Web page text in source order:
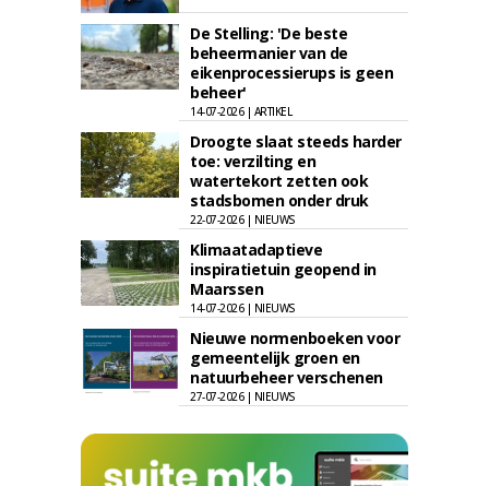
De Stelling: 'De beste
beheermanier van de
eikenprocessierups is geen
beheer'
14-07-2026 | ARTIKEL
Droogte slaat steeds harder
toe: verzilting en
watertekort zetten ook
stadsbomen onder druk
22-07-2026 | NIEUWS
Klimaatadaptieve
inspiratietuin geopend in
Maarssen
14-07-2026 | NIEUWS
Nieuwe normenboeken voor
gemeentelijk groen en
natuurbeheer verschenen
27-07-2026 | NIEUWS